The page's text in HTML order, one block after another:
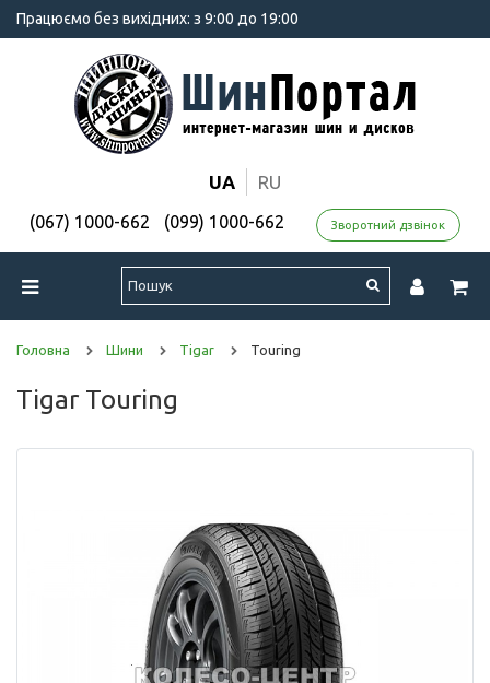
Працюємо без вихідних: з 9:00 до 19:00
UA RU
(067) 1000-662 (099) 1000-662 Зворотний дзвінок
Головна Шини Tigar Touring
Tigar Touring